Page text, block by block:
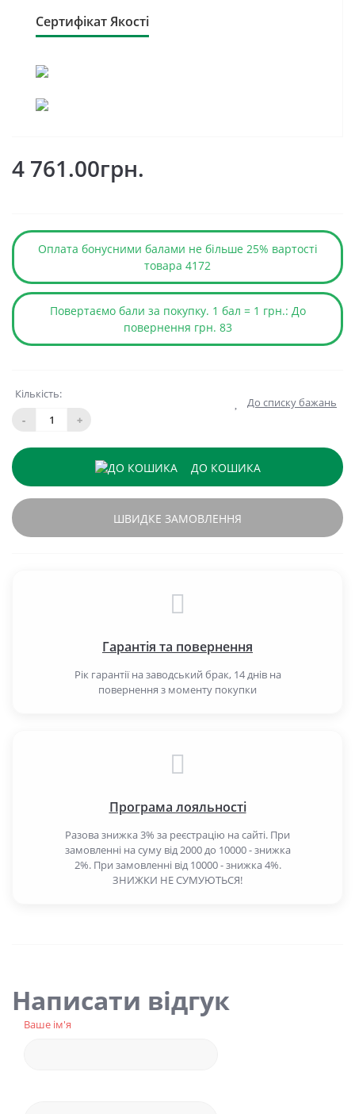
Сертифікат Якості
4 761.00грн.
Оплата бонусними балами не більше 25% вартості
товара 4172
Повертаємо бали за покупку. 1 бал = 1 грн.: До
повернення грн. 83
Кількість:
-
+
До списку бажань
ДО КОШИКА
ШВИДКЕ ЗАМОВЛЕННЯ
Гарантія та повернення
Рік гарантії на заводський брак, 14 днів на
повернення з моменту покупки
Програма лояльності
Разова знижка 3% за реєстрацію на сайті. При
замовленні на суму від 2000 до 10000 - знижка
2%. При замовленні від 10000 - знижка 4%.
ЗНИЖКИ НЕ СУМУЮТЬСЯ!
Написати відгук
Ваше ім'я